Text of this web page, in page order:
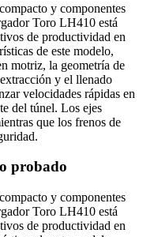
y componentes
Toro LH410 está
de productividad en
de este modelo,
motriz, la geometría de
y el llenado
velocidades rápidas en
del túnel. Los ejes
que los frenos de
probado
y componentes
Toro LH410 está
de productividad en